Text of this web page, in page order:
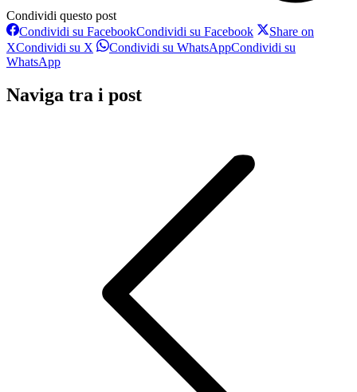
Condividi questo post
Condividi su FacebookCondividi su Facebook
Share on
XCondividi su X Condividi su WhatsAppCondividi su
WhatsApp
Naviga tra i post